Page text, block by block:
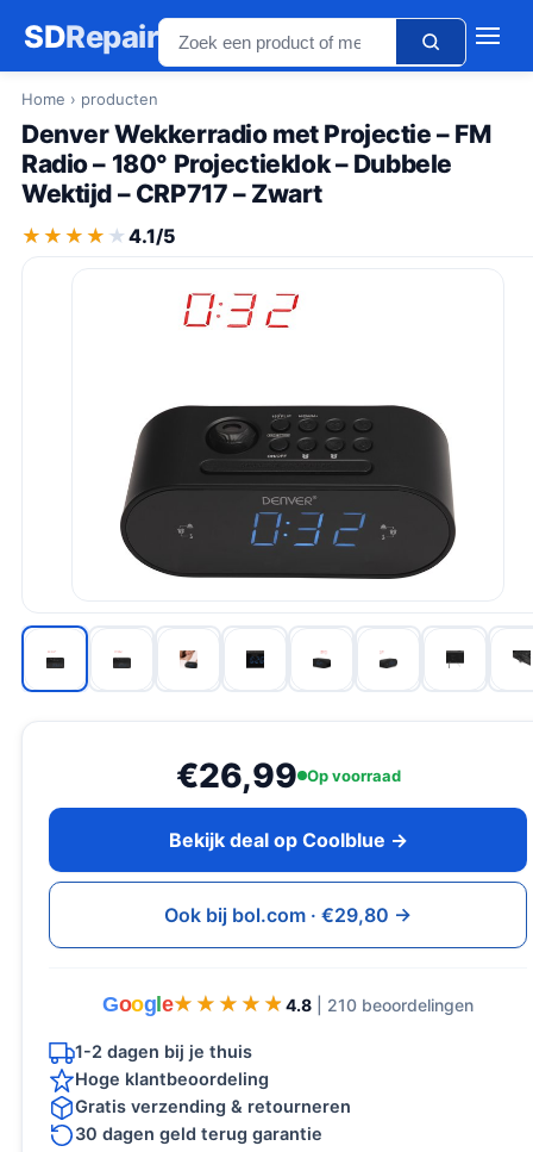
SDRepair
Home › producten
Denver Wekkerradio met Projectie – FM
Radio – 180° Projectieklok – Dubbele
Wektijd – CRP717 – Zwart
★★★★★
★★★★★ 4.1/5
€26,99 Op voorraad
Bekijk deal op Coolblue →
Ook bij bol.com · €29,80 →
Goog e★★★★★
★★★★★ 4.8 | 210 beoordelingen
1-2 dagen bij je thuis
Hoge klantbeoordeling
Gratis verzending & retourneren
30 dagen geld terug garantie